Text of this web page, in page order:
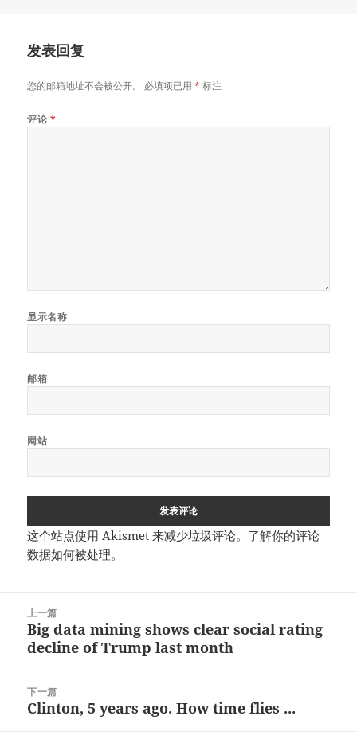
发表回复
您的邮箱地址不会被公开。 必填项已用* 标注
评论 *
显示名称
邮箱
网站
这个站点使用 Akismet 来减少垃圾评论。 了解你的评论
数据如何被处理。
上一篇
上
篇
章：
Big data mining shows clear social rating
decline of Trump last month
下一篇
下
Clinton, 5 years ago. How time flies ...